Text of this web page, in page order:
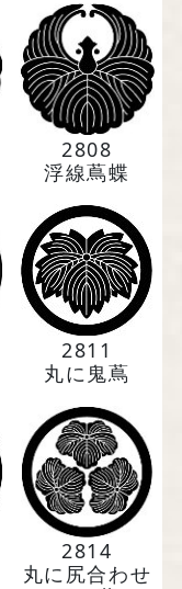
2808
浮線蔦蝶
2811
丸に鬼蔦
2814
丸に尻合わせ